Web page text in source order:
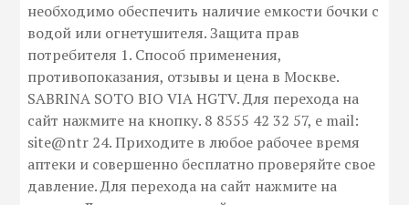
необходимо обеспечить наличие емкости бочки с
водой или огнетушителя. Защита прав
потребителя 1. Способ применения,
противопоказания, отзывы и цена в Москве.
SABRINA SOTO BIO VIA HGTV. Для перехода на
сайт нажмите на кнопку. 8 8555 42 32 57, e mail:
site@ntr 24. Приходите в любое рабочее время
аптеки и совершенно бесплатно проверяйте свое
давление. Для перехода на сайт нажмите на